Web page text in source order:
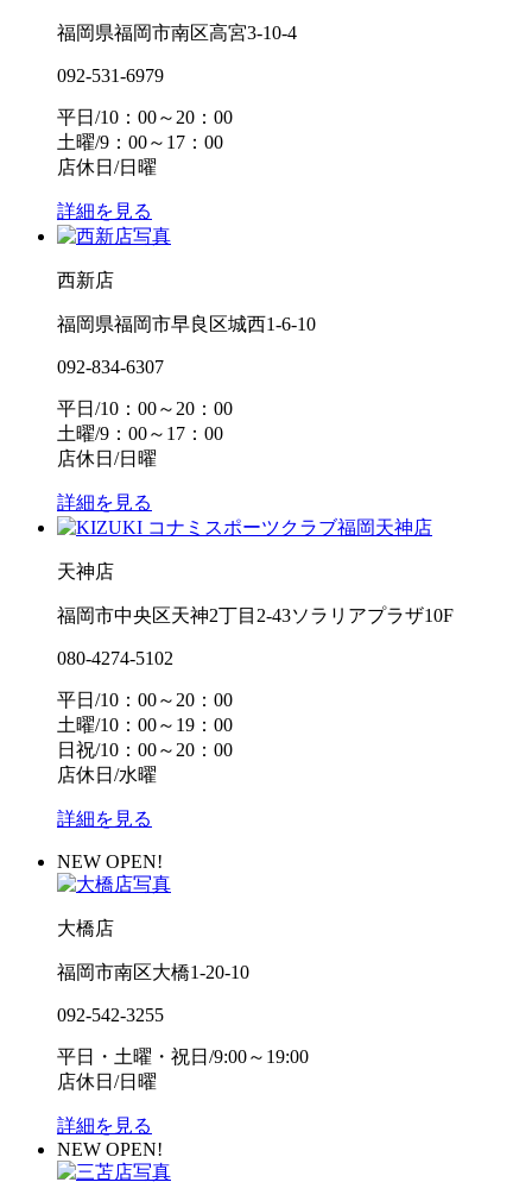
福岡県福岡市南区高宮3-10-4
092-531-6979
平日/10：00～20：00
土曜/9：00～17：00
店休日/日曜
詳細を見る
西新店
福岡県福岡市早良区城西1-6-10
092-834-6307
平日/10：00～20：00
土曜/9：00～17：00
店休日/日曜
詳細を見る
天神店
福岡市中央区天神2丁目2-43ソラリアプラザ10F
080-4274-5102
平日/10：00～20：00
土曜/10：00～19：00
日祝/10：00～20：00
店休日/水曜
詳細を見る
NEW OPEN!
大橋店
福岡市南区大橋1-20-10
092-542-3255
平日・土曜・祝日/9:00～19:00
店休日/日曜
詳細を見る
NEW OPEN!